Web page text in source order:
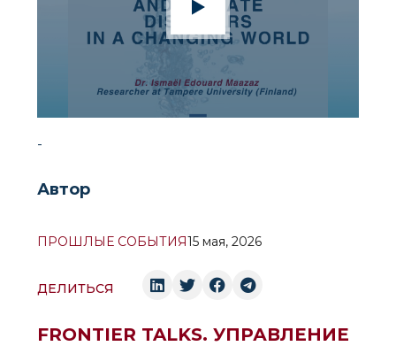
-
Автор
ПРОШЛЫЕ СОБЫТИЯ15 мая, 2026
ДЕЛИТЬСЯ
FRONTIER TALKS. УПРАВЛЕНИЕ